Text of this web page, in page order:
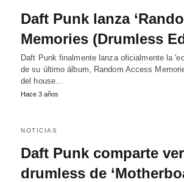
Daft Punk lanza
Memories (Drumless
Daft Punk finalmente lanza oficialmente la
de su último álbum, Random Access
del house…
Hace 3 años
NOTICIAS
Daft Punk comparte
drumless de